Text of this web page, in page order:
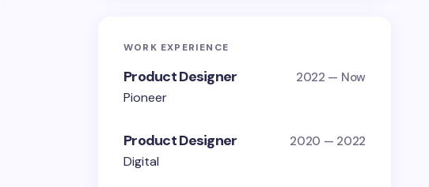
WORK EXPERIENCE
Product Designer 2022 — Now
Pioneer
Product Designer 2020 — 2022
Digital